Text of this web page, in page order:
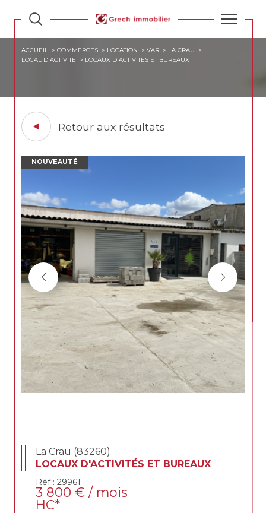
ACCUEIL COMMERCES LOCATION VAR
LA CRAU
LOCAL D ACTIVITE
LOCAUX D ACTIVITES ET BUREAUX
Retour aux résultats
NOUVEAUTÉ
La Crau (83260)
LOCAUX D'ACTIVITÉS ET BUREAUX
Réf : 29961
3 800 € / mois
HC*